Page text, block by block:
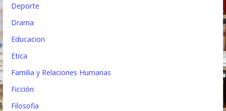
Deporte
Drama
Educacion
Etica
Familia y Relaciones Humanas
Ficción
Filosofia